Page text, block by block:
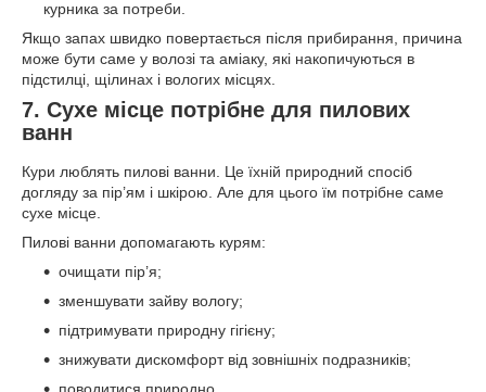
курника за потреби.
Якщо запах швидко повертається після прибирання, причина
може бути саме у волозі та аміаку, які накопичуються в
підстилці, щілинах і вологих місцях.
7. Сухе місце потрібне для пилових
ванн
Кури люблять пилові ванни. Це їхній природний спосіб
догляду за пір’ям і шкірою. Але для цього їм потрібне саме
сухе місце.
Пилові ванни допомагають курям:
очищати пір’я;
зменшувати зайву вологу;
підтримувати природну гігієну;
знижувати дискомфорт від зовнішніх подразників;
поводитися природно.